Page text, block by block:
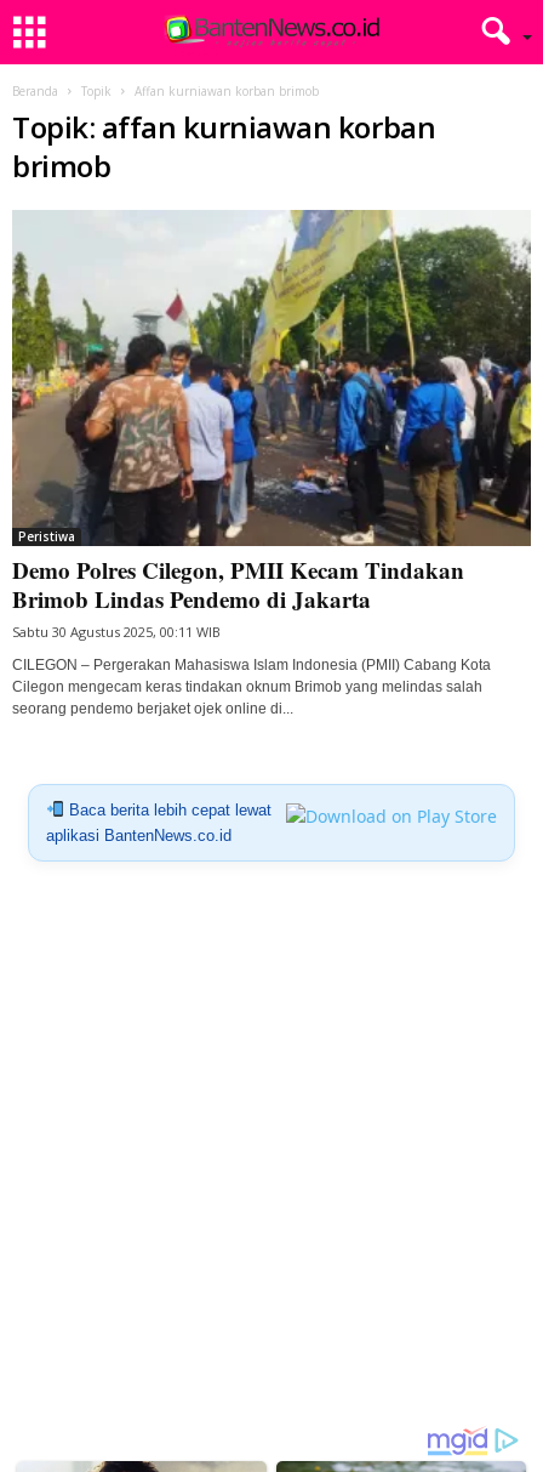
Beranda Topik Affan kurniawan korban brimob
Topik: affan kurniawan korban
brimob
Peristiwa
Demo Polres Cilegon, PMII Kecam Tindakan
Brimob Lindas Pendemo di Jakarta
Sabtu 30 Agustus 2025, 00:11 WIB
CILEGON – Pergerakan Mahasiswa Islam Indonesia (PMII) Cabang Kota
Cilegon mengecam keras tindakan oknum Brimob yang melindas salah
seorang pendemo berjaket ojek online di...
Baca berita lebih cepat lewat
aplikasi BantenNews.co.id